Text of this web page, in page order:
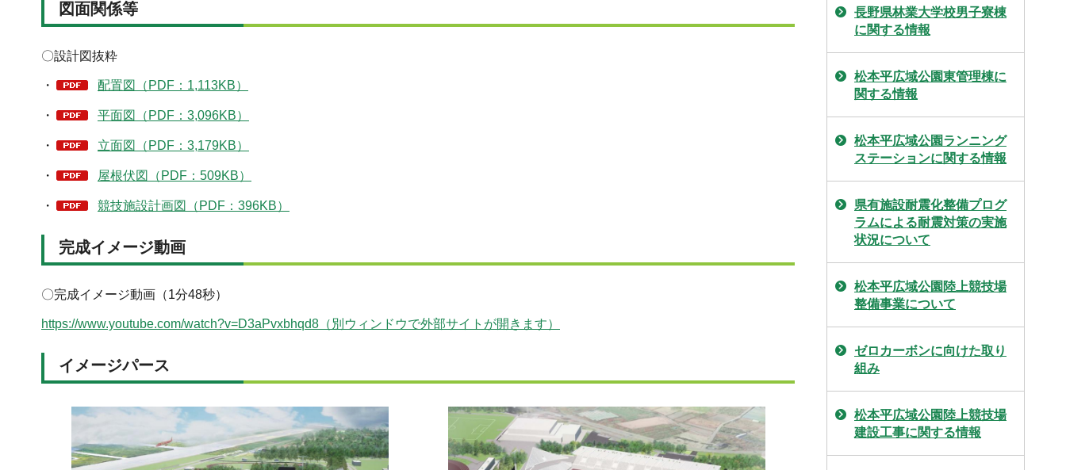
図面関係等
〇設計図抜粋
・ 配置図（PDF：1,113KB）
・ 平面図（PDF：3,096KB）
・ 立面図（PDF：3,179KB）
・ 屋根伏図（PDF：509KB）
・ 競技施設計画図（PDF：396KB）
完成イメージ動画
〇完成イメージ動画（1分48秒）
https://www.youtube.com/watch?v=D3aPvxbhqd8（別ウィンドウで外部サイトが開きます）
イメージパース
長野県林業大学校男子寮棟
に関する情報
松本平広域公園東管理棟に
関する情報
松本平広域公園ランニング
ステーションに関する情報
県有施設耐震化整備プログ
ラムによる耐震対策の実施
状況について
松本平広域公園陸上競技場
整備事業について
ゼロカーボンに向けた取り
組み
松本平広域公園陸上競技場
建設工事に関する情報